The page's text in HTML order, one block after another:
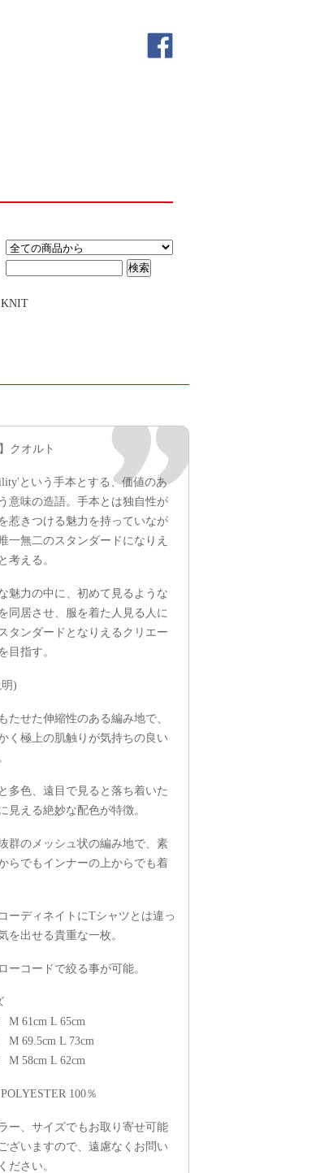
KNIT
クオルト
という手本とする、価値のあ
意味の造語。手本とは独自性が
惹きつける魅力を持っていなが
一無二のスタンダードになりえ
考える。
魅力の中に、初めて見るような
同居させ、服を着た人見る人に
タンダードとなりえるクリエー
目指す。
)
たせた伸縮性のある編み地で、
く極上の肌触りが気持ちの良い
多色、遠目で見ると落ち着いた
見える絶妙な配色が特徴。
群のメッシュ状の編み地で、素
らでもインナーの上からでも着
ーディネイトにTシャツとは違っ
を出せる貴重な一枚。
ーコードで絞る事が可能。
61cm L 65cm
69.5cm L 73cm
58cm L 62cm
100％
ー、サイズでもお取り寄せ可能
ざいますので、遠慮なくお問い
ださい。